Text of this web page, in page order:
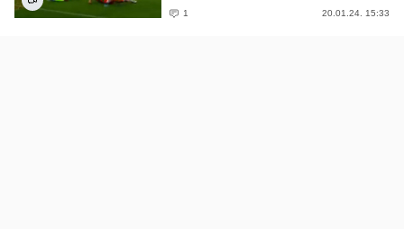
1 20.01.24. 15:33